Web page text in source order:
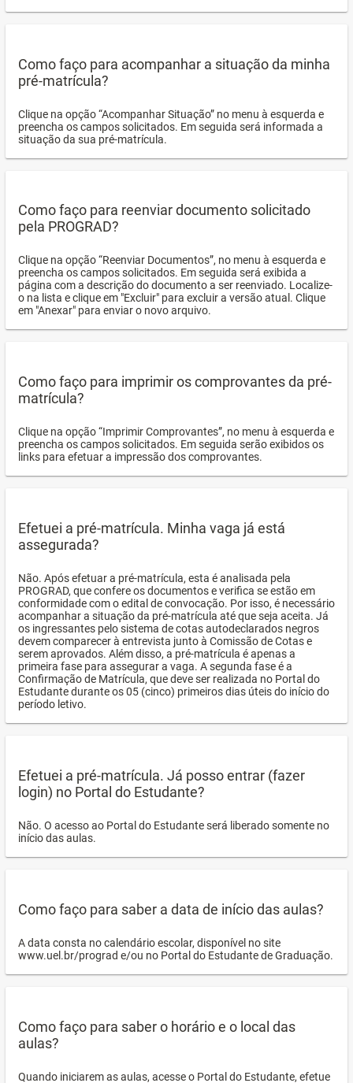
Como faço para acompanhar a situação da minha
pré-matrícula?
Clique na opção “Acompanhar Situação” no menu à esquerda e
preencha os campos solicitados. Em seguida será informada a
situação da sua pré-matrícula.
Como faço para reenviar documento solicitado
pela PROGRAD?
Clique na opção “Reenviar Documentos”, no menu à esquerda e
preencha os campos solicitados. Em seguida será exibida a
página com a descrição do documento a ser reenviado. Localize-
o na lista e clique em "Excluir" para excluir a versão atual. Clique
em "Anexar" para enviar o novo arquivo.
Como faço para imprimir os comprovantes da pré-
matrícula?
Clique na opção “Imprimir Comprovantes”, no menu à esquerda e
preencha os campos solicitados. Em seguida serão exibidos os
links para efetuar a impressão dos comprovantes.
Efetuei a pré-matrícula. Minha vaga já está
assegurada?
Não. Após efetuar a pré-matrícula, esta é analisada pela
PROGRAD, que confere os documentos e verifica se estão em
conformidade com o edital de convocação. Por isso, é necessário
acompanhar a situação da pré-matrícula até que seja aceita. Já
os ingressantes pelo sistema de cotas autodeclarados negros
devem comparecer à entrevista junto à Comissão de Cotas e
serem aprovados. Além disso, a pré-matrícula é apenas a
primeira fase para assegurar a vaga. A segunda fase é a
Confirmação de Matrícula, que deve ser realizada no Portal do
Estudante durante os 05 (cinco) primeiros dias úteis do início do
período letivo.
Efetuei a pré-matrícula. Já posso entrar (fazer
login) no Portal do Estudante?
Não. O acesso ao Portal do Estudante será liberado somente no
início das aulas.
Como faço para saber a data de início das aulas?
A data consta no calendário escolar, disponível no site
www.uel.br/prograd e/ou no Portal do Estudante de Graduação.
Como faço para saber o horário e o local das
aulas?
Quando iniciarem as aulas, acesse o Portal do Estudante, efetue